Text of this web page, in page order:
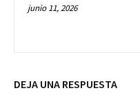
junio 11, 2026
DEJA UNA RESPUESTA